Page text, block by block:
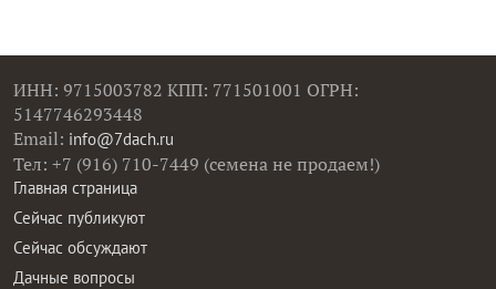
ИНН: 9715003782 КПП: 771501001 ОГРН:
5147746293448
Email: info@7dach.ru
Тел: +7 (916) 710-7449 (семена не продаем!)
Главная страница
Сейчас публикуют
Сейчас обсуждают
Дачные вопросы